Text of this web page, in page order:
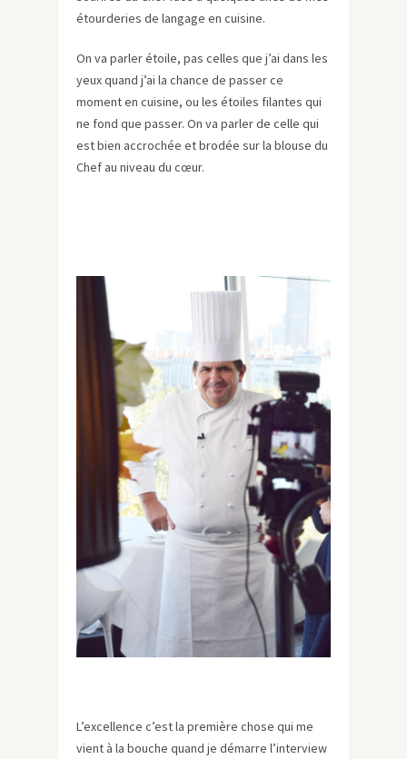
étourderies de langage en cuisine.
On va parler étoile, pas celles que j’ai dans les
yeux quand j’ai la chance de passer ce
moment en cuisine, ou les étoiles filantes qui
ne fond que passer. On va parler de celle qui
est bien accrochée et brodée sur la blouse du
Chef au niveau du cœur.
L’excellence c’est la première chose qui me
vient à la bouche quand je démarre l’interview